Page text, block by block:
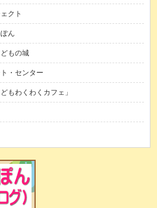
クト
ん
もの城
・センター
もわくわくカフェ」